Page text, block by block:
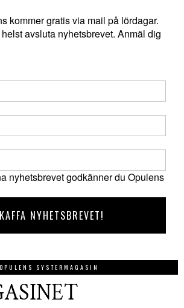
kommer gratis via mail på lördagar.
avsluta nyhetsbrevet. Anmäl dig
nyhetsbrevet godkänner du Opulens
OPULENS SYSTERMAGASIN